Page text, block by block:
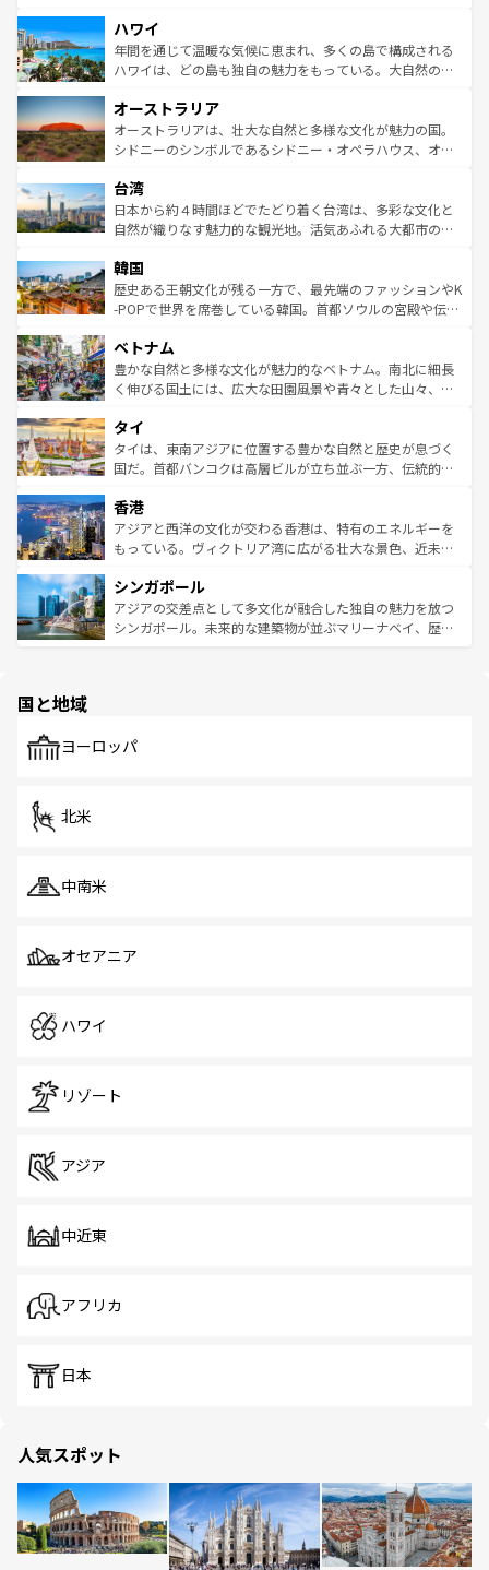
ば市内交通費無料で観光を楽しむこともできる。 なお、新
着のスイス情報はコンテンツ一覧 を参照してほしい。
のような巨大都市は、観光、ショッピング、エンターテイ
ンメントが詰まった刺激的なスポットだ。一方、アメリカ
西部には大自然が広がり、グランドキャニオンやイエロー
部のニューオーリンズでは、音楽と美食が融合した独特の
文化が魅力。旅行者はアメリカの各地域で異なる魅力を楽
しみながら、その多様性と豊かな歴史を感じることができ
ならではの贅沢な旅のスタイルだ。 なお、新着のアメリカ
情報はコンテンツ一覧を参照してほしい。
ハワイ
年間を通じて温暖な気候に恵まれ、多くの島で構成される
ハワイは、どの島も独自の魅力をもっている。大自然の神
ワイ島は見逃せない。また、定番の観光地といえばオアフ
島だが、静かな自然を求めるならマウイ島やカウアイ島が
おすすめ。エメラルドグリーンに輝く海をはじめ、豊かな
れるおもてなしの心で訪れる人々を迎えてくれるハワイの
人々、おいしいローカルフードやハワイアンミュージッ
ク、伝統的なフラダンスなど、すべてがハワイの魅力を彩
ワイを、存分に味わってほしい。 なお、新着のハワイ情報
はコンテンツ一覧を参照してほしい。
オーストラリア
オーストラリアは、壮大な自然と多様な文化が魅力の国。
シドニーのシンボルであるシドニー・オペラハウス、オー
リアリーフや大陸中央部にそびえるウルル（エアーズロッ
ク）、タスマニアの美しい原生林やケアンズの熱帯雨林な
ど、見どころがたくさん。また、カフェやワイン、オージ
いる。アクティビティも充実しており、サーフィンやダイ
ビング、ハイキングなど、アウトドア好きにはたまらな
い。オーストラリアの多彩な魅力を存分に味わいつくそ
参照してほしい。
台湾
日本から約４時間ほどでたどり着く台湾は、多彩な文化と
自然が織りなす魅力的な観光地。活気あふれる大都市の台
ン）、静ひつな山岳地帯である台湾東部など、都市の喧騒
と山間の静けさが共存しており、訪れる人に新しい発見と
驚きをもたらしてくれる。また、奥深い台湾の食文化も魅
容にもいいと評判のスイーツなど、バラエティ豊かな料理
が味わえる。 なお、新着の台湾情報は コンテンツ一覧を参
照してほしい。
韓国
歴史ある王朝文化が残る一方で、最先端のファッションやK
-POPで世界を席巻している韓国。首都ソウルの宮殿や伝統
き、地方に足を延ばせば四季折々の自然美を楽しむことが
できる。そして、キムチや焼肉、絶品のストリートフード
まで、さまざまな韓国料理が待っている。夜には、韓国な
リティに包まれながら、韓国の多彩な魅力を心ゆくまで味
わってみてほしい。 なお、新着の韓国情報はコンテンツ一
覧を参照してほしい。
ベトナム
豊かな自然と多様な文化が魅力的なベトナム。南北に細長
く伸びる国土には、広大な田園風景や青々とした山々、世
急速な発展と共に伝統が息づく。ハノイの古い町並みやホ
ーチミン市のフランス統治時代の建物も、独特の雰囲気を
醸し出している。また、バラエティの豊かさとおいしさで
とつ。フォーやバインミー、ベトナムコーヒーなどは、ぜ
ひ現地で味わいたい。どの地域を訪れてもあたたかい人々
が旅行者を迎えてくれるので、きっと忘れられない旅にな
参照してほしい。
タイ
タイは、東南アジアに位置する豊かな自然と歴史が息づく
国だ。首都バンコクは高層ビルが立ち並ぶ一方、伝統的な
の活気が交差している。北部ではチェンマイなどの山岳地
帯で自然と触れ合い、南部ではプーケットやクラビの美し
いビーチでリゾート気分を楽しむことができる。タイ料理
激する。気候は一年中温暖で、どの季節にも異なる楽しみ
が待っている。親しみやすいタイの人々、仏教を中心とし
た文化、そして多様な観光資源が、訪れる旅人を魅了し続
香港
アジアと西洋の文化が交わる香港は、特有のエネルギーを
もっている。ヴィクトリア湾に広がる壮大な景色、近未来
み、どこを訪れても感動するはず。観光スポットが密集し
ており、効率よく見どころを回れるのも魅力。息をのむよ
うな絶景から文化的な体験まで、香港を存分に楽しみ尽く
シンガポール
アジアの交差点として多文化が融合した独自の魅力を放つ
シンガポール。未来的な建築物が並ぶマリーナベイ、歴史
で、ホーカーズは地元の風情を楽しめる外せないスポット
国と地域
ヨーロッパ
北米
中南米
オセアニア
ハワイ
リゾート
アジア
中近東
アフリカ
日本
人気スポット